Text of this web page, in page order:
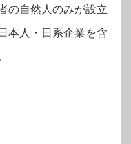
の自然人のみが設立
本人・日系企業を含